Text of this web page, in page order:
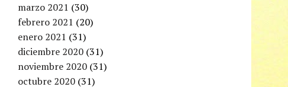
marzo 2021 (30)
febrero 2021 (20)
enero 2021 (31)
diciembre 2020 (31)
noviembre 2020 (31)
octubre 2020 (31)